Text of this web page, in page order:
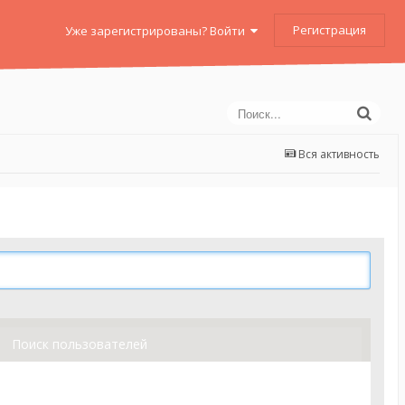
Уже зарегистрированы? Войти Регистрация
Вся активность
Поиск пользователей